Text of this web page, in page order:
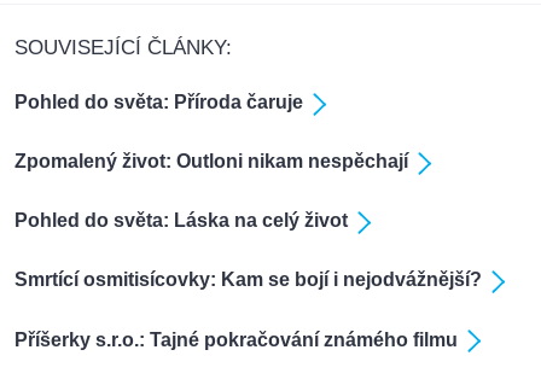
SOUVISEJÍCÍ ČLÁNKY:
Pohled do světa: Příroda čaruje
Zpomalený život: Outloni nikam nespěchají
Pohled do světa: Láska na celý život
Smrtící osmitisícovky: Kam se bojí i nejodvážnější?
Příšerky s.r.o.: Tajné pokračování známého filmu